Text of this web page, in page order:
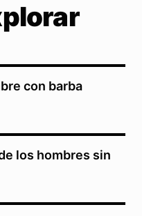
con barba
los hombres sin